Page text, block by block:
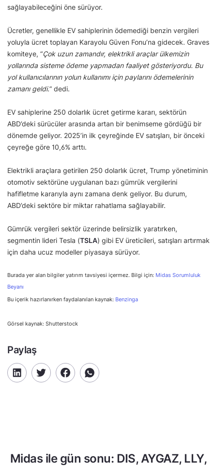
sağlayabileceğini öne sürüyor.
Ücretler, genellikle EV sahiplerinin ödemediği benzin vergileri
yoluyla ücret toplayan Karayolu Güven Fonu’na gidecek. Graves
komiteye, “Çok uzun zamandır, elektrikli araçlar ülkemizin
yollarında sisteme ödeme yapmadan faaliyet gösteriyordu. Bu
yol kullanıcılarının yolun kullanımı için paylarını ödemelerinin
zamanı geldi.” dedi.
EV sahiplerine 250 dolarlık ücret getirme kararı, sektörün
ABD’deki sürücüler arasında artan bir benimseme gördüğü bir
dönemde geliyor. 2025’in ilk çeyreğinde EV satışları, bir önceki
çeyreğe göre 10,6% arttı.
Elektrikli araçlara getirilen 250 dolarlık ücret, Trump yönetiminin
otomotiv sektörüne uygulanan bazı gümrük vergilerini
hafifletme kararıyla aynı zamana denk geliyor. Bu durum,
ABD’deki sektöre bir miktar rahatlama sağlayabilir.
Gümrük vergileri sektör üzerinde belirsizlik yaratırken,
segmentin lideri Tesla (TSLA) gibi EV üreticileri, satışları artırmak
için daha ucuz modeller piyasaya sürüyor.
Burada yer alan bilgiler yatırım tavsiyesi içermez. Bilgi için: Midas Sorumluluk
Beyanı
Bu içerik hazırlanırken faydalanılan kaynak: Benzinga
Görsel kaynak: Shutterstock
Paylaş
Midas ile gün sonu: DIS, AYGAZ, LLY,